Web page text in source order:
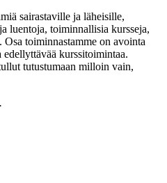
sairastaville ja läheisille,
luentoja, toiminnallisia kursseja,
toiminnastamme on avointa
kurssitoimintaa.
tutustumaan milloin vain,